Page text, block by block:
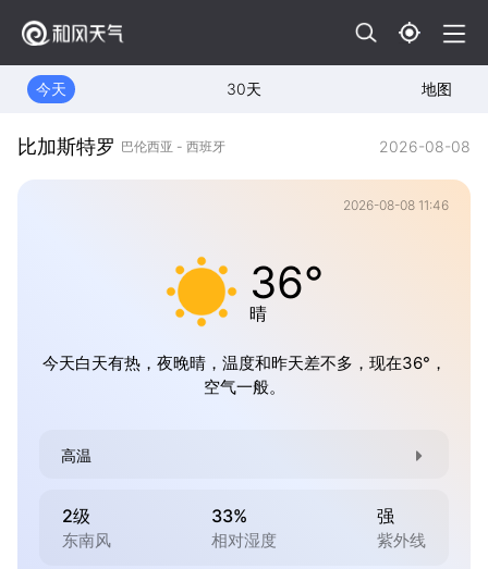
今天 30天 地图
比加斯特罗 巴伦西亚 - 西班牙 2026-08-08
2026-08-08 11:46
36°
晴
今天白天有热，夜晚晴，温度和昨天差不多，现在36°，
空气一般。
高温
2级
东南风
33%
相对湿度
强
紫外线